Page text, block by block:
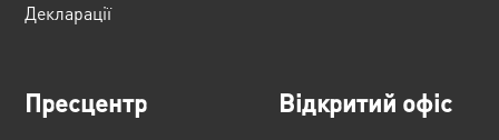
Декларації
Пресцентр Відкритий офіс